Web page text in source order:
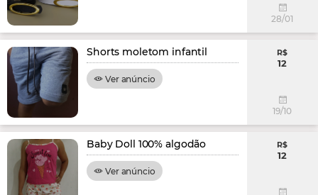
28/01
Shorts moletom infantil
Ver anúncio
R$
12
19/10
Baby Doll 100% algodão
Ver anúncio
R$
12